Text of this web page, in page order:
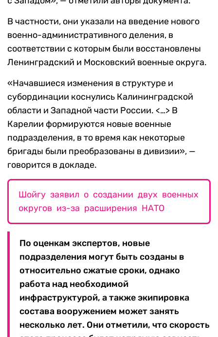
В частности, они указали на введение нового
военно-административного деления, в
соответствии с которым были восстановлены
Ленинградский и Московский военные округа.
«Начавшиеся изменения в структуре и
субординации коснулись Калининградской
области и Западной части России. <…> В
Карелии формируются новые военные
подразделения, в то время как некоторые
бригады были преобразованы в дивизии», —
говорится в докладе.
Шойгу заявил о создании двух военных
округов из-за расширения НАТО
По оценкам экспертов, новые
подразделения могут быть созданы в
относительно сжатые сроки, однако
работа над необходимой
инфраструктурой, а также экипировка
состава вооружением может занять
несколько лет. Они отметили, что скорость